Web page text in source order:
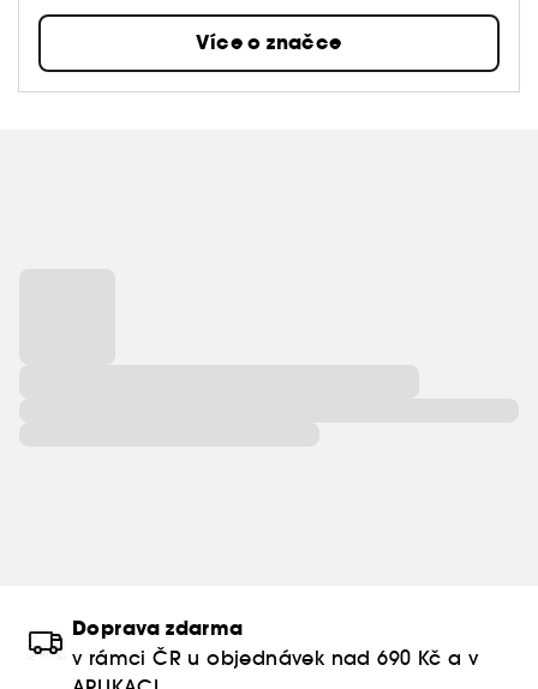
Více o značce
Doprava zdarma
v rámci ČR u objednávek nad 690 Kč a v